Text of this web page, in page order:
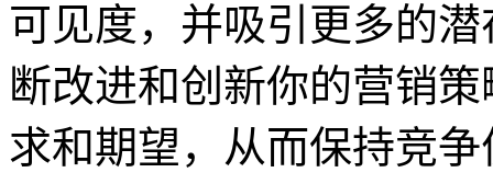
可见度，并吸引更多的
断改进和创新你的营销
求和期望，从而保持竞争